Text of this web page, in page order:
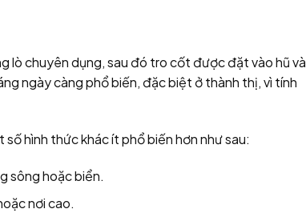
lò chuyên dụng, sau đó tro cốt được đặt vào hũ và
ngày càng phổ biến, đặc biệt ở thành thị, vì tính
hình thức khác ít phổ biến hơn như sau:
sông hoặc biển.
nơi cao.